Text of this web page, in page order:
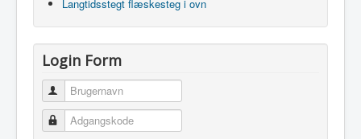
Langtidsstegt flæskesteg i ovn
Login Form
Brugernavn
Adgangskode